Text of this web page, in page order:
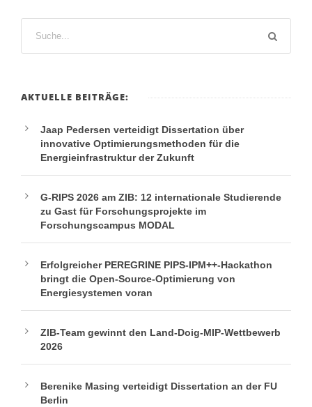
AKTUELLE BEITRÄGE:
Jaap Pedersen verteidigt Dissertation über
innovative Optimierungsmethoden für die
Energieinfrastruktur der Zukunft
G-RIPS 2026 am ZIB: 12 internationale Studierende
zu Gast für Forschungsprojekte im
Forschungscampus MODAL
Erfolgreicher PEREGRINE PIPS-IPM++-Hackathon
bringt die Open-Source-Optimierung von
Energiesystemen voran
ZIB-Team gewinnt den Land-Doig-MIP-Wettbewerb
2026
Berenike Masing verteidigt Dissertation an der FU
Berlin